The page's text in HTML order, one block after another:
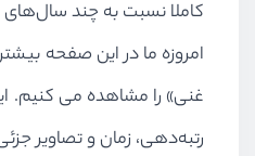
کاملا نسبت به چند
امروزه ما در این صفحه
غنی» را مشاهده می کنیم.
رتبه‌دهی، زمان و تصاویر